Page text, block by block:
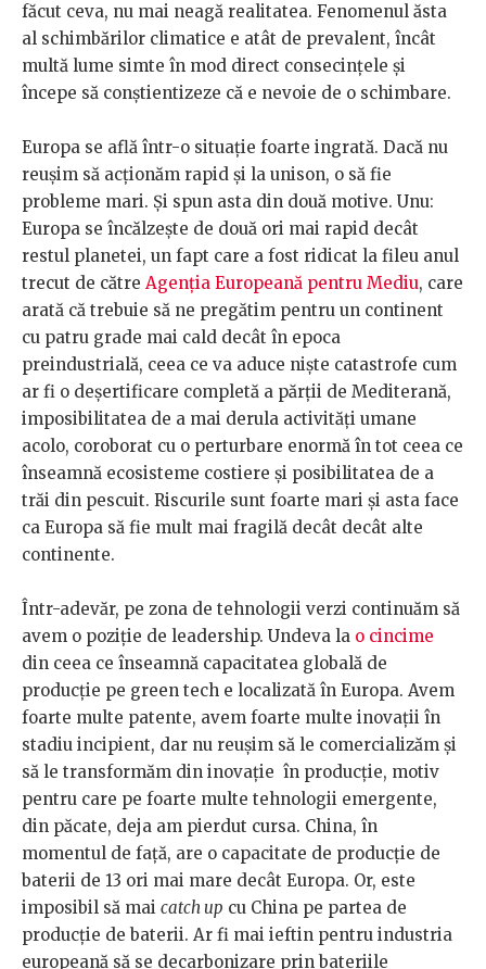
făcut ceva, nu mai neagă realitatea. Fenomenul ăsta
al schimbărilor climatice e atât de prevalent, încât
multă lume simte în mod direct consecințele și
începe să conștientizeze că e nevoie de o schimbare.
Europa se află într-o situație foarte ingrată. Dacă nu
reușim să acționăm rapid și la unison, o să fie
probleme mari. Și spun asta din două motive. Unu:
Europa se încălzește de două ori mai rapid decât
restul planetei, un fapt care a fost ridicat la fileu anul
trecut de către Agenția Europeană pentru Mediu, care
arată că trebuie să ne pregătim pentru un continent
cu patru grade mai cald decât în epoca
preindustrială, ceea ce va aduce niște catastrofe cum
ar fi o deșertificare completă a părții de Mediterană,
imposibilitatea de a mai derula activități umane
acolo, coroborat cu o perturbare enormă în tot ceea ce
înseamnă ecosisteme costiere și posibilitatea de a
trăi din pescuit. Riscurile sunt foarte mari și asta face
ca Europa să fie mult mai fragilă decât decât alte
continente.
Într-adevăr, pe zona de tehnologii verzi continuăm să
avem o poziție de leadership. Undeva la o cincime
din ceea ce înseamnă capacitatea globală de
producție pe green tech e localizată în Europa. Avem
foarte multe patente, avem foarte multe inovații în
stadiu incipient, dar nu reușim să le comercializăm și
să le transformăm din inovație în producție, motiv
pentru care pe foarte multe tehnologii emergente,
din păcate, deja am pierdut cursa. China, în
momentul de față, are o capacitate de producție de
baterii de 13 ori mai mare decât Europa. Or, este
imposibil să mai catch up cu China pe partea de
producție de baterii. Ar fi mai ieftin pentru industria
europeană să se decarbonizare prin bateriile